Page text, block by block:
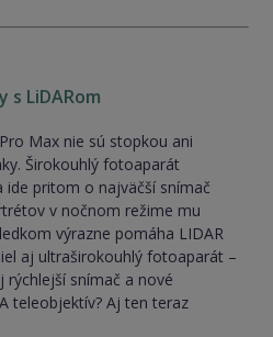
s LiDARom
Max nie sú stopkou ani
Širokouhlý fotoaparát
pritom o najväčší snímač
v nočnom režime mu
výrazne pomáha LIDAR
aj ultraširokouhlý fotoaparát –
rýchlejší snímač a nové
teleobjektív? Aj ten teraz